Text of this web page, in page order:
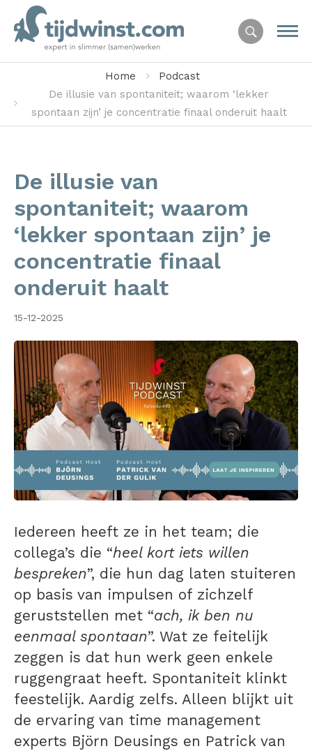
Home
Podcast
De illusie van spontaniteit; waarom ‘lekker
spontaan zijn’ je concentratie finaal onderuit haalt
De illusie van
spontaniteit; waarom
‘lekker spontaan zijn’ je
concentratie finaal
onderuit haalt
15-12-2025
Iedereen heeft ze in het team; die
collega’s die “heel kort iets willen
bespreken”, die hun dag laten stuiteren
op basis van impulsen of zichzelf
geruststellen met “ach, ik ben nu
eenmaal spontaan”. Wat ze feitelijk
zeggen is dat hun werk geen enkele
ruggengraat heeft. Spontaniteit klinkt
feestelijk. Aardig zelfs. Alleen blijkt uit
de ervaring van time management
experts Björn Deusings en Patrick van